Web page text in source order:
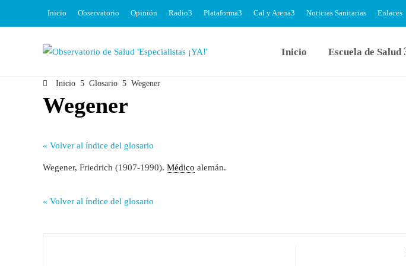
Inicio Observatorio Opinión Radio Plataforma Cal y Arena Noticias Sanitarias Enlaces
Inicio Escuela de Salud
Inicio Glosario Wegener
Wegener
« Volver al índice del glosario
Wegener, Friedrich (1907-1990). Médico alemán.
« Volver al índice del glosario